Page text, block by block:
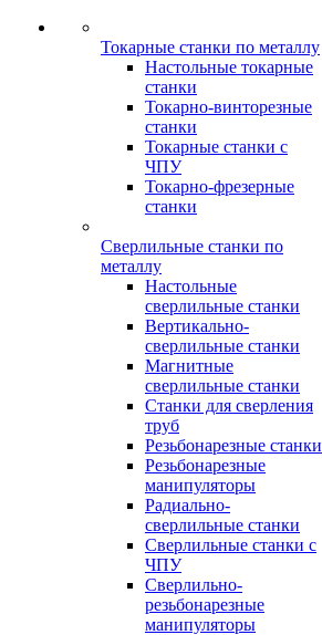
Токарные станки по металлу
Настольные токарные
станки
Токарно-винторезные
станки
Токарные станки с
ЧПУ
Токарно-фрезерные
станки
Сверлильные станки по
металлу
Настольные
сверлильные станки
Вертикально-
сверлильные станки
Магнитные
сверлильные станки
Станки для сверления
труб
Резьбонарезные станки
Резьбонарезные
манипуляторы
Радиально-
сверлильные станки
Сверлильные станки с
ЧПУ
Сверлильно-
резьбонарезные
манипуляторы